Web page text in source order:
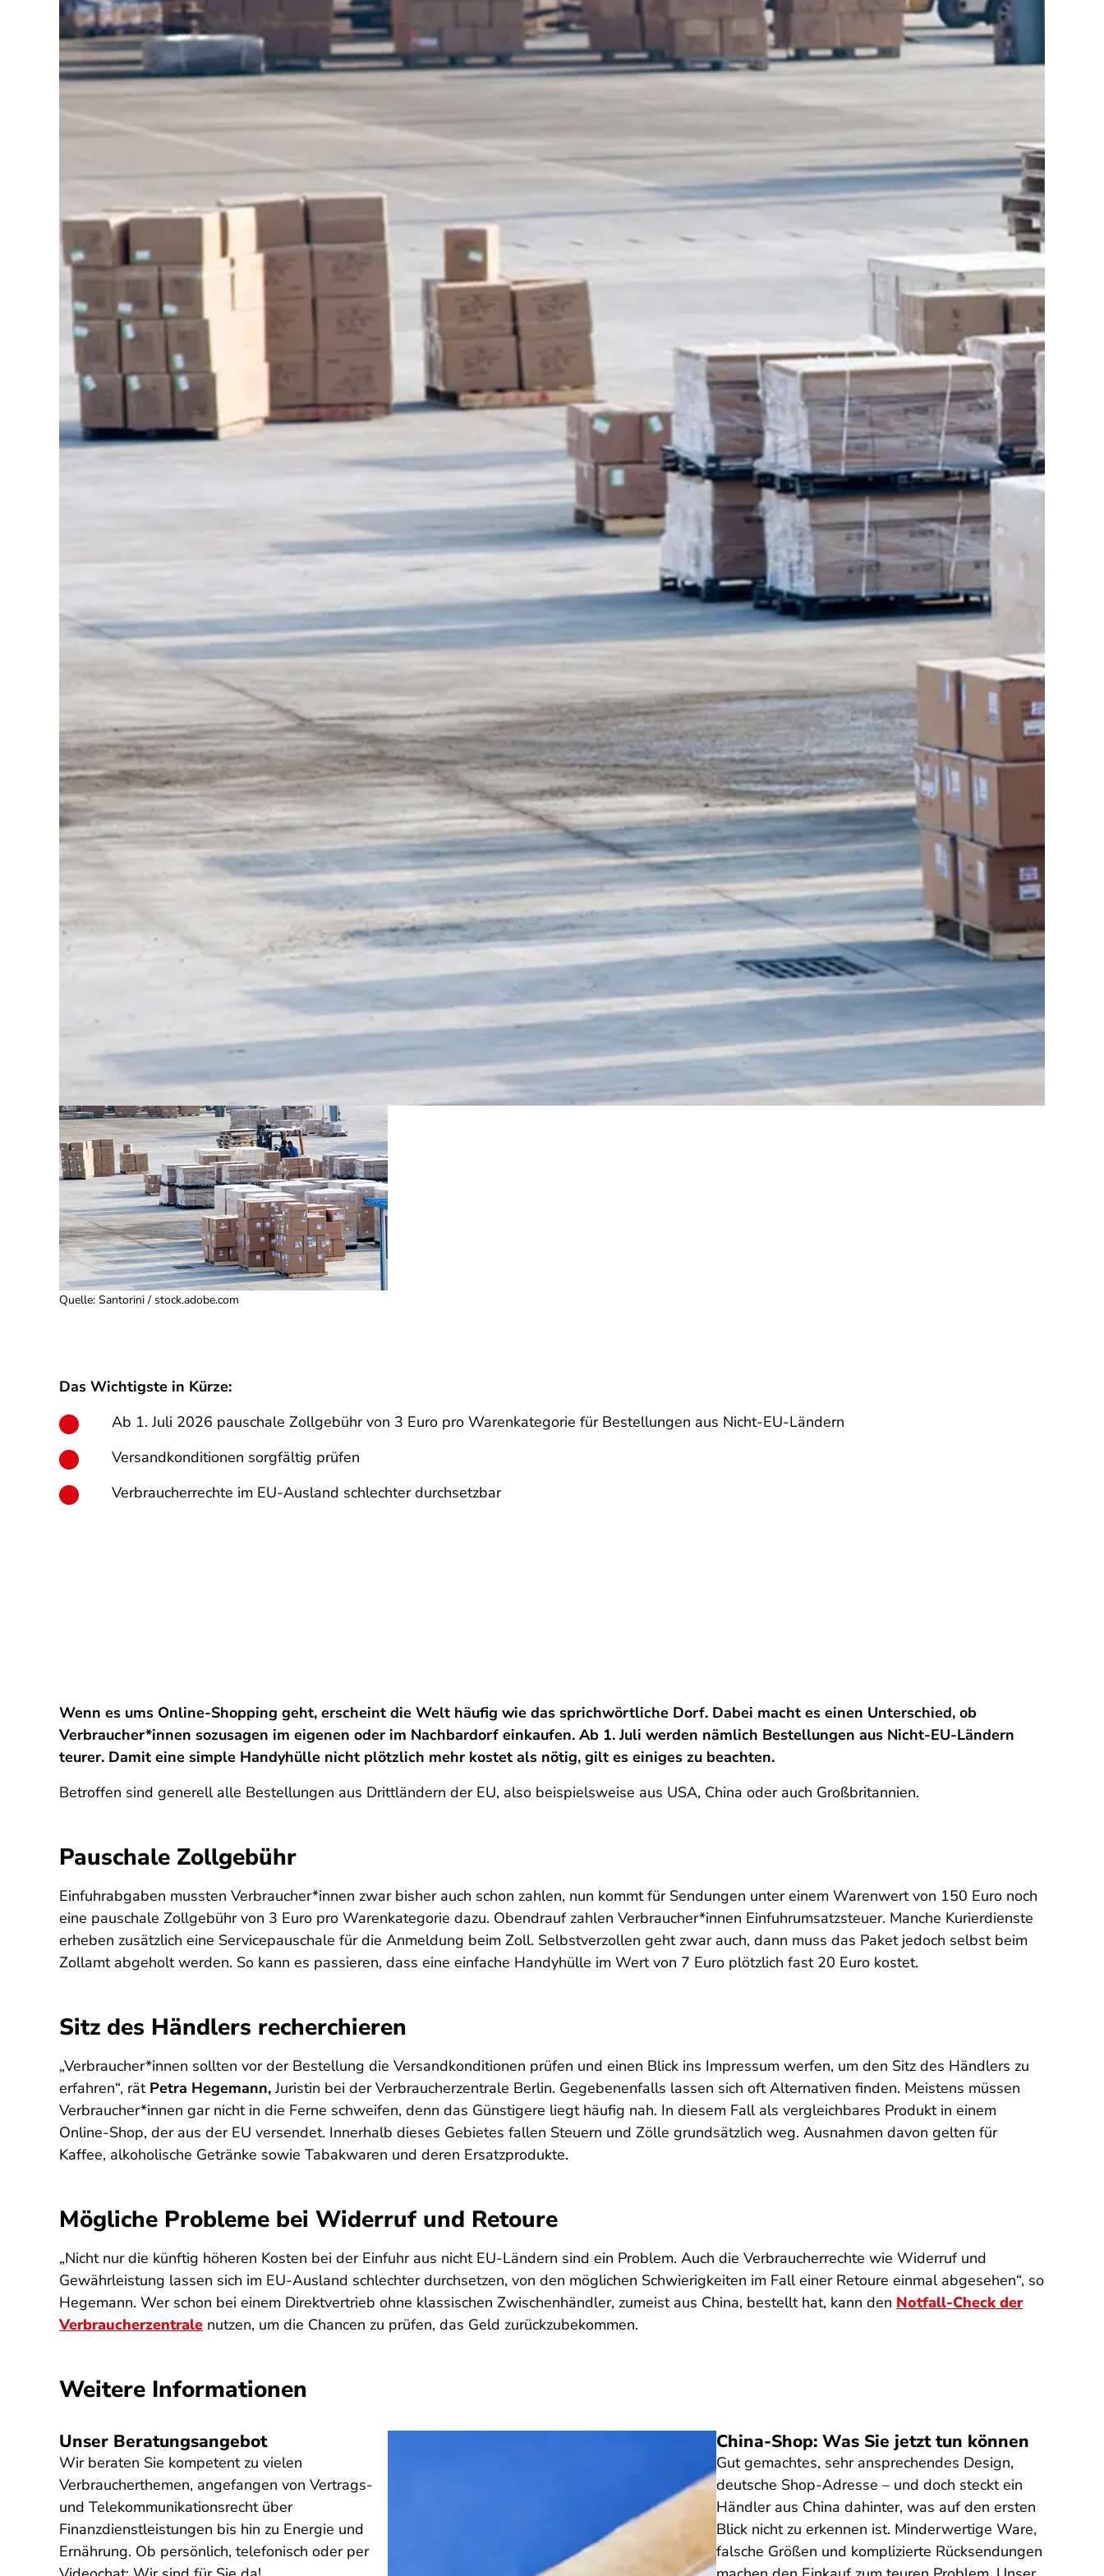
Quelle: Santorini / stock.adobe.com
Das Wichtigste in Kürze:
Ab 1. Juli 2026 pauschale Zollgebühr von 3 Euro pro Warenkategorie für Bestellungen aus Nicht-EU-Ländern
Versandkonditionen sorgfältig prüfen
Verbraucherrechte im EU-Ausland schlechter durchsetzbar
Wenn es ums Online-Shopping geht, erscheint die Welt häufig wie das sprichwörtliche Dorf. Dabei macht es einen Unterschied, ob
Verbraucher*innen sozusagen im eigenen oder im Nachbardorf einkaufen. Ab 1. Juli werden nämlich Bestellungen aus Nicht-EU-Ländern
teurer. Damit eine simple Handyhülle nicht plötzlich mehr kostet als nötig, gilt es einiges zu beachten.
Betroffen sind generell alle Bestellungen aus Drittländern der EU, also beispielsweise aus USA, China oder auch Großbritannien.
Pauschale Zollgebühr
Einfuhrabgaben mussten Verbraucher*innen zwar bisher auch schon zahlen, nun kommt für Sendungen unter einem Warenwert von 150 Euro noch
eine pauschale Zollgebühr von 3 Euro pro Warenkategorie dazu. Obendrauf zahlen Verbraucher*innen Einfuhrumsatzsteuer. Manche Kurierdienste
erheben zusätzlich eine Servicepauschale für die Anmeldung beim Zoll. Selbstverzollen geht zwar auch, dann muss das Paket jedoch selbst beim
Zollamt abgeholt werden. So kann es passieren, dass eine einfache Handyhülle im Wert von 7 Euro plötzlich fast 20 Euro kostet.
Sitz des Händlers recherchieren
„Verbraucher*innen sollten vor der Bestellung die Versandkonditionen prüfen und einen Blick ins Impressum werfen, um den Sitz des Händlers zu
erfahren“, rät Petra Hegemann,Juristin bei der Verbraucherzentrale Berlin. Gegebenenfalls lassen sich oft Alternativen finden. Meistens müssen
Verbraucher*innen gar nicht in die Ferne schweifen, denn das Günstigere liegt häufig nah. In diesem Fall als vergleichbares Produkt in einem
Online-Shop, der aus der EU versendet. Innerhalb dieses Gebietes fallen Steuern und Zölle grundsätzlich weg. Ausnahmen davon gelten für
Kaffee, alkoholische Getränke sowie Tabakwaren und deren Ersatzprodukte.
Mögliche Probleme bei Widerruf und Retoure
„Nicht nur die künftig höheren Kosten bei der Einfuhr aus nicht EU-Ländern sind ein Problem. Auch die Verbraucherrechte wie Widerruf und
Gewährleistung lassen sich im EU-Ausland schlechter durchsetzen, von den möglichen Schwierigkeiten im Fall einer Retoure einmal abgesehen“, so
Hegemann. Wer schon bei einem Direktvertrieb ohne klassischen Zwischenhändler, zumeist aus China, bestellt hat, kann den Notfall-Check der
Verbraucherzentrale nutzen, um die Chancen zu prüfen, das Geld zurückzubekommen.
Weitere Informationen
Unser Beratungsangebot
Wir beraten Sie kompetent zu vielen
Verbraucherthemen, angefangen von Vertrags-
und Telekommunikationsrecht über
Finanzdienstleistungen bis hin zu Energie und
Ernährung. Ob persönlich, telefonisch oder per
China-Shop: Was Sie jetzt tun können
Gut gemachtes, sehr ansprechendes Design,
deutsche Shop-Adresse – und doch steckt ein
Händler aus China dahinter, was auf den ersten
Blick nicht zu erkennen ist. Minderwertige Ware,
falsche Größen und komplizierte Rücksendungen